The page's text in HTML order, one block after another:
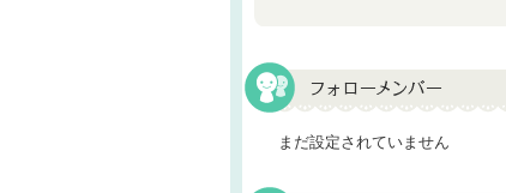
まだ設定されていません